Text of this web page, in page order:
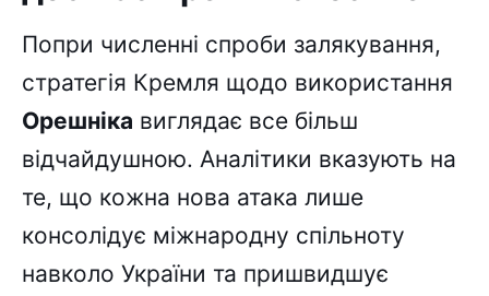
Попри численні спроби залякування,
стратегія Кремля щодо використання
Орешніка виглядає все більш
відчайдушною. Аналітики вказують на
те, що кожна нова атака лише
консолідує міжнародну спільноту
навколо України та пришвидшує